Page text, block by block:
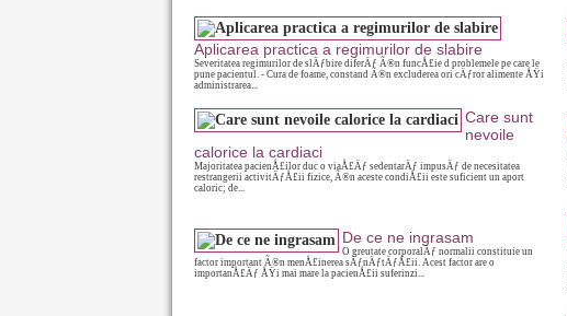
Aplicarea practica a regimurilor de slabire
Severitatea regimurilor de slÄƒbire diferÄƒ Ã®n funcÅ£ie d problemele pe care le
pune pacientul. - Cura de foame, constand Ã®n excluderea ori cÄƒror alimente ÅŸi
administrarea...
Care sunt
nevoile
calorice la cardiaci
Majoritatea pacienÅ£ilor duc o viaÅ£Äƒ sedentarÄƒ impusÄƒ de necesitatea
restrangerii activitÄƒÅ£ii fizice, Ã®n aceste condiÅ£ii este suficient un aport
caloric; de...
De ce ne ingrasam
O greutate corporalÄƒ normalii constituie un
factor important Ã®n menÅ£inerea sÄƒnÄƒtÄƒÅ£ii. Acest factor are o
importanÅ£Äƒ ÅŸi mai mare la pacienÅ£ii suferinzi...